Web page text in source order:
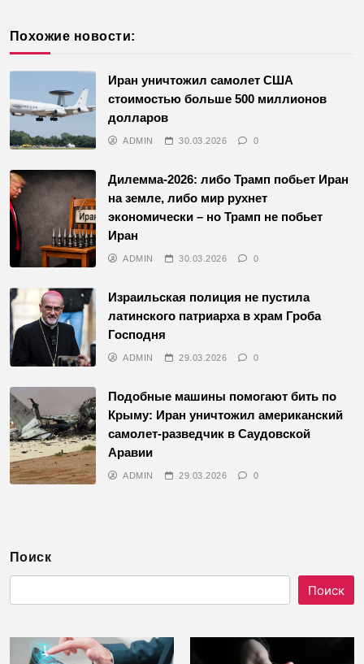
Похожие новости:
Иран уничтожил самолет США
стоимостью больше 500 миллионов
долларов
ADMIN 30.03.2026 0
Дилемма-2026: либо Трамп побьет Иран
на земле, либо мир рухнет
экономически – но Трамп не побьет
Иран
ADMIN 30.03.2026 0
Израильская полиция не пустила
латинского патриарха в храм Гроба
Господня
ADMIN 29.03.2026 0
Подобные машины помогают бить по
Крыму: Иран уничтожил американский
самолет-разведчик в Саудовской
Аравии
ADMIN 29.03.2026 0
Поиск
Поиск